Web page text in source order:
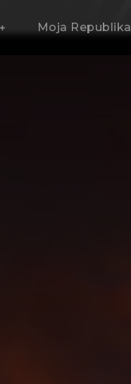
Moja Republika